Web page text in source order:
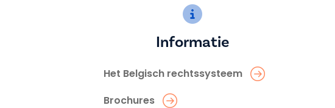
Informatie
Het Belgisch rechtssysteem
Brochures